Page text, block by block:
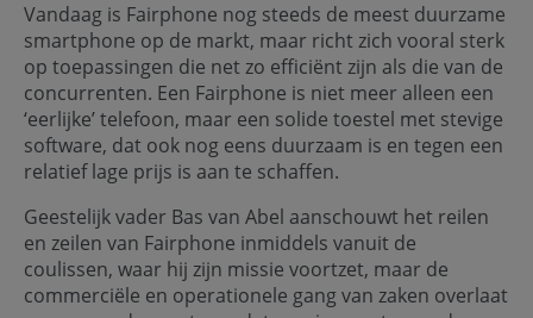
Vandaag is Fairphone nog steeds de meest duurzame
smartphone op de markt, maar richt zich vooral sterk
op toepassingen die net zo efficiënt zijn als die van de
concurrenten. Een Fairphone is niet meer alleen een
‘eerlijke’ telefoon, maar een solide toestel met stevige
software, dat ook nog eens duurzaam is en tegen een
relatief lage prijs is aan te schaffen.
Geestelijk vader Bas van Abel aanschouwt het reilen
en zeilen van Fairphone inmiddels vanuit de
coulissen, waar hij zijn missie voortzet, maar de
commerciële en operationele gang van zaken overlaat